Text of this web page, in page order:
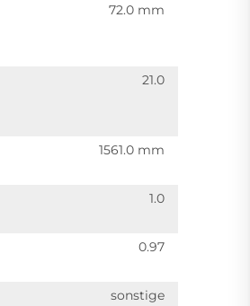
72.0 mm
21.0
1561.0 mm
1.0
0.97
sonstige